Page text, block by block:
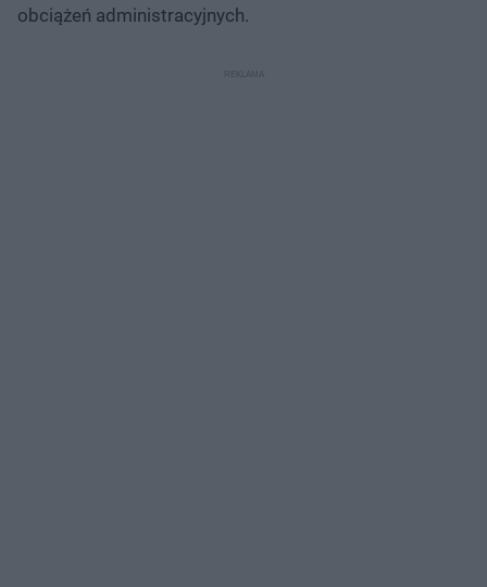
obciążeń administracyjnych.